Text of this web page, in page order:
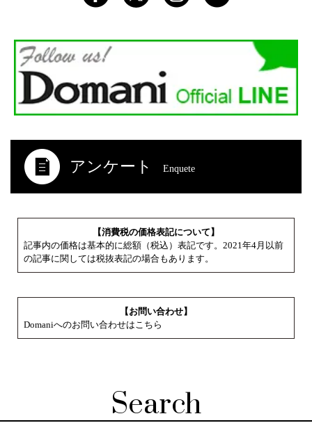
アンケート Enquete
【消費税の価格表記について】
記事内の価格は基本的に総額（税込）表記です。2021年4月以前
の記事に関しては税抜表記の場合もあります。
【お問い合わせ】
Domaniへのお問い合わせはこちら
Search